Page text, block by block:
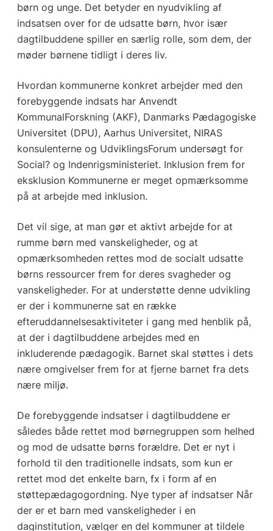
børn og unge. Det betyder en nyudvikling af
indsatsen over for de udsatte børn, hvor især
dagtilbuddene spiller en særlig rolle, som dem, der
møder børnene tidligt i deres liv.
Hvordan kommunerne konkret arbejder med den
forebyggende indsats har Anvendt
KommunalForskning (AKF), Danmarks Pædagogiske
Universitet (DPU), Aarhus Universitet, NIRAS
konsulenterne og UdviklingsForum undersøgt for
Social? og Indenrigsministeriet. Inklusion frem for
eksklusion Kommunerne er meget opmærksomme
på at arbejde med inklusion.
Det vil sige, at man gør et aktivt arbejde for at
rumme børn med vanskeligheder, og at
opmærksomheden rettes mod de socialt udsatte
børns ressourcer frem for deres svagheder og
vanskeligheder. For at understøtte denne udvikling
er der i kommunerne sat en række
efteruddannelsesaktiviteter i gang med henblik på,
at der i dagtilbuddene arbejdes med en
inkluderende pædagogik. Barnet skal støttes i dets
nære omgivelser frem for at fjerne barnet fra dets
nære miljø.
De forebyggende indsatser i dagtilbuddene er
således både rettet mod børnegruppen som helhed
og mod de udsatte børns forældre. Det er nyt i
forhold til den traditionelle indsats, som kun er
rettet mod det enkelte barn, fx i form af en
støttepædagogordning. Nye typer af indsatser Når
der er et barn med vanskeligheder i en
daginstitution, vælger en del kommuner at tildele